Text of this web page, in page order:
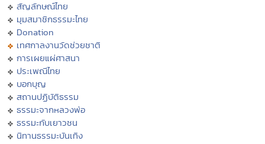
สัญลักษณ์ไทย
มุมสมาชิกธรรมะไทย
Donation
เทศกาลงานวัดช่วยชาติ
การเผยแผ่ศาสนา
ประเพณีไทย
บอกบุญ
สถานปฏิบัติธรรม
ธรรมะจากหลวงพ่อ
ธรรมะกับเยาวชน
นิทานธรรมะบันเทิง